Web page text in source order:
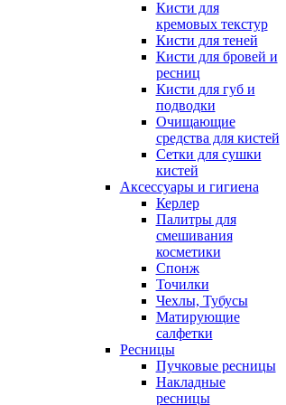
Кисти для
кремовых текстур
Кисти для теней
Кисти для бровей и
ресниц
Кисти для губ и
подводки
Очищающие
средства для кистей
Сетки для сушки
кистей
Аксессуары и гигиена
Керлер
Палитры для
смешивания
косметики
Спонж
Точилки
Чехлы, Тубусы
Матирующие
салфетки
Ресницы
Пучковые ресницы
Накладные
ресницы